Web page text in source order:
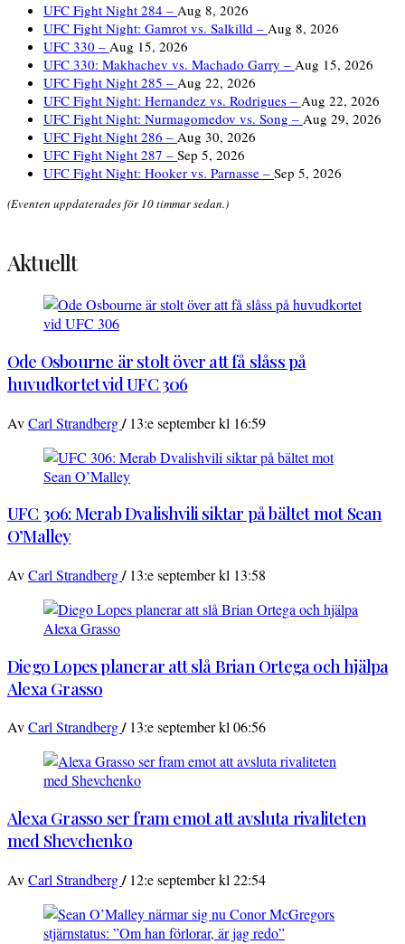
UFC Fight Night 284 – Aug 8, 2026
UFC Fight Night: Gamrot vs. Salkilld – Aug 8, 2026
UFC 330 – Aug 15, 2026
UFC 330: Makhachev vs. Machado Garry – Aug 15, 2026
UFC Fight Night 285 – Aug 22, 2026
UFC Fight Night: Hernandez vs. Rodrigues – Aug 22, 2026
UFC Fight Night: Nurmagomedov vs. Song – Aug 29, 2026
UFC Fight Night 286 – Aug 30, 2026
UFC Fight Night 287 – Sep 5, 2026
UFC Fight Night: Hooker vs. Parnasse – Sep 5, 2026
(Eventen uppdaterades för 10 timmar sedan.)
Aktuellt
Ode Osbourne är stolt över att få slåss på
huvudkortet vid UFC 306
AvCarl Strandberg/ 13:e september kl 16:59
UFC 306: Merab Dvalishvili siktar på bältet mot Sean
O’Malley
AvCarl Strandberg/ 13:e september kl 13:58
Diego Lopes planerar att slå Brian Ortega och hjälpa
Alexa Grasso
AvCarl Strandberg/ 13:e september kl 06:56
Alexa Grasso ser fram emot att avsluta rivaliteten
med Shevchenko
AvCarl Strandberg/ 12:e september kl 22:54